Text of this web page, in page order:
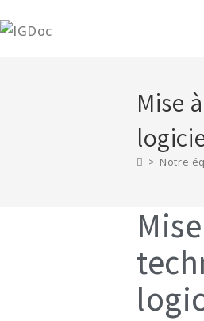
Mise
> Notre